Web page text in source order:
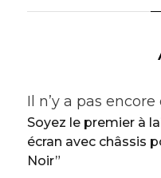
Il n’y a pas encore
Soyez le premier à
écran avec châssis
Noir”